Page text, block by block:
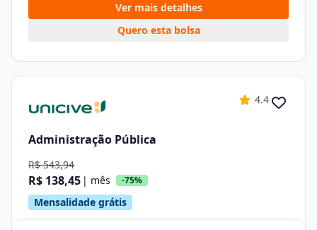
Ver mais detalhes
Quero esta bolsa
4.4
Administração Pública
R$ 543,94
R$ 138,45 | mês -75%
Mensalidade grátis